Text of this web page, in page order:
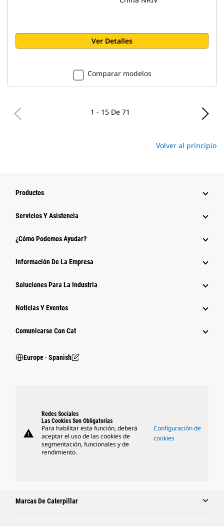
Ver Detalles
Comparar modelos
1 - 15 De 71
Volver al principio
Productos
Servicios Y Asistencia
¿Cómo Podemos Ayudar?
Información De La Empresa
Soluciones Para La Industria
Noticias Y Eventos
Comunicarse Con Cat
Europe ‧ Spanish
warning
Redes Sociales
Las Cookies Son Obligatorias
Para habilitar esta función, deberá
aceptar el uso de las cookies de
segmentación, funcionales y de
rendimiento.
Configuración de
cookies
Marcas De Caterpillar